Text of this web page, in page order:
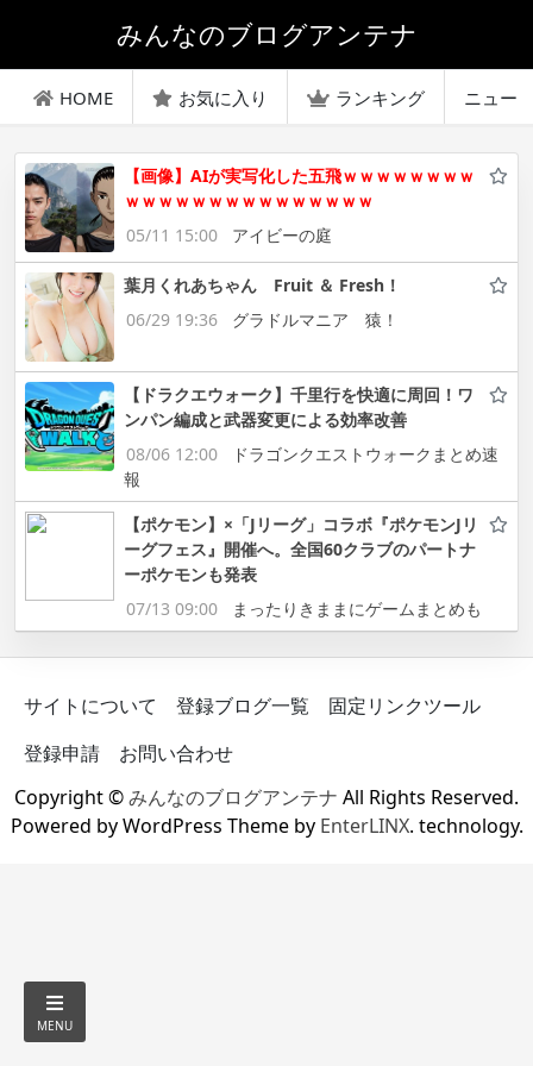
みんなのブログアンテナ
HOME お気に入り ランキング ニュー
【画像】AIが実写化した五飛ｗｗｗｗｗｗｗｗ
ｗｗｗｗｗｗｗｗｗｗｗｗｗｗｗ
05/11 15:00
アイビーの庭
葉月くれあちゃん Fruit ＆ Fresh！
06/29 19:36
グラドルマニア 猿！
【ドラクエウォーク】千里行を快適に周回！ワ
ンパン編成と武器変更による効率改善
08/06 12:00
ドラゴンクエストウォークまとめ速
報
【ポケモン】×「Jリーグ」コラボ『ポケモンJリ
ーグフェス』開催へ。全国60クラブのパートナ
ーポケモンも発表
07/13 09:00
まったりきままにゲームまとめも
サイトについて 登録ブログ一覧
固定リンクツール
登録申請
お問い合わせ
Copyright ©みんなのブログアンテナ All Rights Reserved.
Powered by WordPress Theme by EnterLINX. technology.
MENU